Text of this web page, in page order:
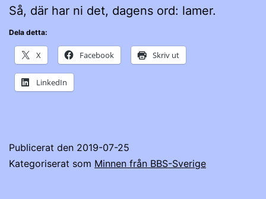
Så, där har ni det, dagens ord: lamer.
Dela detta:
X Facebook Skriv ut
LinkedIn
Publicerat den 2019-07-25
Kategoriserat som Minnen från BBS-Sverige